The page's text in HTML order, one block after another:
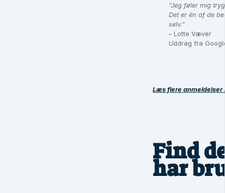
“Jeg føler mig
Det er én af de
selv.”
– Lotte Væver
Uddrag fra
Læs flere anmeldelser
Find
har